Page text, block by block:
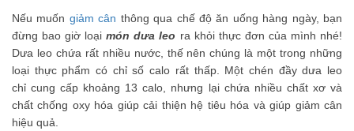
Nếu muốn giảm cân thông qua chế độ ăn uống hàng ngày, bạn
đừng bao giờ loạimón dưa leo ra khỏi thực đơn của mình nhé!
Dưa leo chứa rất nhiều nước, thế nên chúng là một trong những
loại thực phẩm có chỉ số calo rất thấp. Một chén đầy dưa leo
chỉ cung cấp khoảng 13 calo, nhưng lại chứa nhiều chất xơ và
chất chống oxy hóa giúp cải thiện hệ tiêu hóa và giúp giảm cân
hiệu quả.